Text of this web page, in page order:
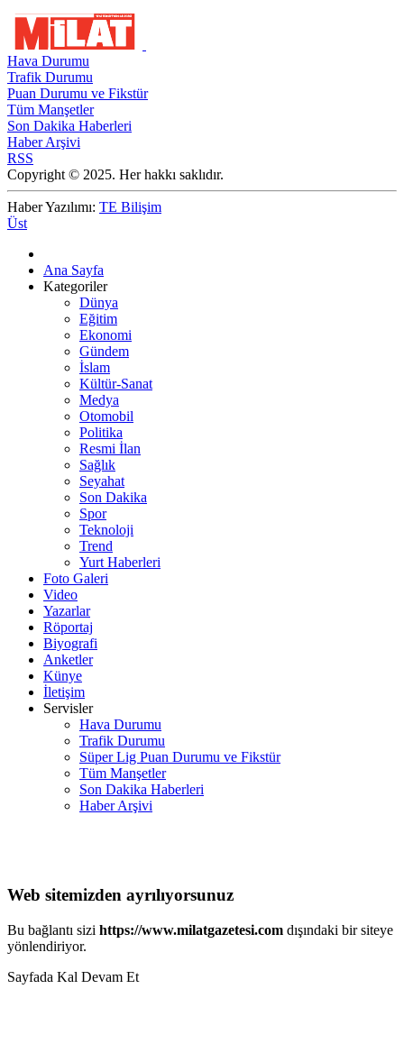
Hava Durumu
Trafik Durumu
Puan Durumu ve Fikstür
Tüm Manşetler
Son Dakika Haberleri
Haber Arşivi
RSS
Copyright © 2025. Her hakkı saklıdır.
Haber Yazılımı: TE Bilişim
Üst
Ana Sayfa
Kategoriler
Dünya
Eğitim
Ekonomi
Gündem
İslam
Kültür-Sanat
Medya
Otomobil
Politika
Resmi İlan
Sağlık
Seyahat
Son Dakika
Spor
Teknoloji
Trend
Yurt Haberleri
Foto Galeri
Video
Yazarlar
Röportaj
Biyografi
Anketler
Künye
İletişim
Servisler
Hava Durumu
Trafik Durumu
Süper Lig Puan Durumu ve Fikstür
Tüm Manşetler
Son Dakika Haberleri
Haber Arşivi
Web sitemizden ayrılıyorsunuz
Bu bağlantı sizi https://www.milatgazetesi.com dışındaki bir siteye
yönlendiriyor.
Sayfada Kal Devam Et